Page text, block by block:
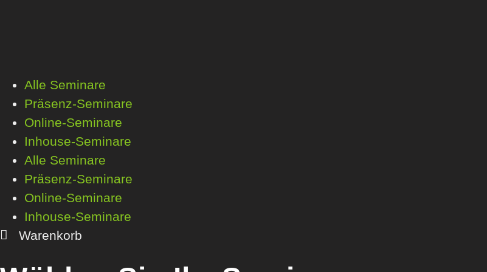
Alle Seminare
Präsenz-Seminare
Online-Seminare
Inhouse-Seminare
Alle Seminare
Präsenz-Seminare
Online-Seminare
Inhouse-Seminare
Warenkorb